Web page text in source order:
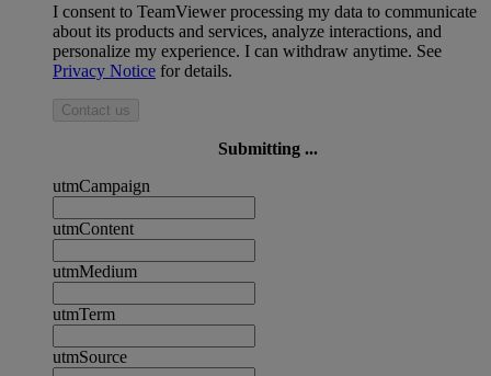
I consent to TeamViewer processing my data to communicate
about its products and services, analyze interactions, and
personalize my experience. I can withdraw anytime. See
Privacy Notice for details.
Contact us
Submitting ...
utmCampaign
utmContent
utmMedium
utmTerm
utmSource